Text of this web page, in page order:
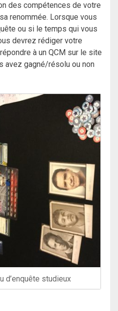
des compétences de votre
renommée. Lorsque vous
ou si le temps qui vous
devrez rédiger votre
à un QCM sur le site
avez gagné/résolu ou non
d’enquête studieux